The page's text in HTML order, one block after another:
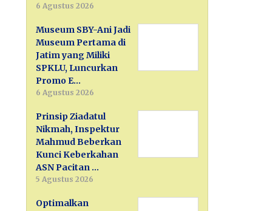
6 Agustus 2026
Museum SBY-Ani Jadi
Museum Pertama di
Jatim yang Miliki
SPKLU, Luncurkan
Promo E…
6 Agustus 2026
Prinsip Ziadatul
Nikmah, Inspektur
Mahmud Beberkan
Kunci Keberkahan
ASN Pacitan …
5 Agustus 2026
Optimalkan